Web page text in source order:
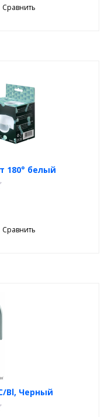
Сравнить
180° белый
Сравнить
Bl, Черный